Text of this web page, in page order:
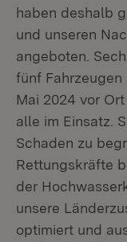
haben deshalb
und unseren
angeboten.
fünf Fahrzeugen
Mai 2024 vor
alle im Einsatz.
Schaden zu
Rettungskräfte
der
unsere
optimiert und